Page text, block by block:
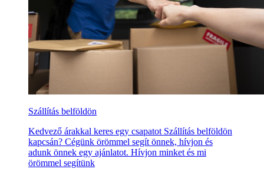
Szállítás belföldön
Kedvező árakkal keres egy csapatot Szállítás belföldön
kapcsán? Cégünk örömmel segít önnek, hívjon és
adunk önnek egy ajánlatot. Hívjon minket és mi
örömmel segítünk